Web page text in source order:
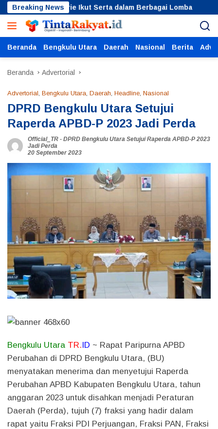
Langsung
ke
konten
Breaking News
Arie Ikut Serta dalam Berbagai Lomba Pemdes
Beranda Bengkulu Utara Daerah Nasional Berita
Beranda Advertorial
Advertorial, Bengkulu Utara, Daerah, Headline, Nasional
DPRD Bengkulu Utara Setujui
Raperda APBD-P 2023 Jadi Perda
Official_TR - DPRD Bengkulu Utara Setujui Raperda APBD-P 2023
Jadi Perda
20 September 2023
Bengkulu Utara TR.ID ~ Rapat Paripurna APBD
Perubahan di DPRD Bengkulu Utara, (BU)
menyatakan menerima dan menyetujui Raperda
Perubahan APBD Kabupaten Bengkulu Utara, tahun
anggaran 2023 untuk disahkan menjadi Peraturan
Daerah (Perda), tujuh (7) fraksi yang hadir dalam
rapat yaitu Fraksi PDI Perjuangan, Fraksi PAN, Fraksi